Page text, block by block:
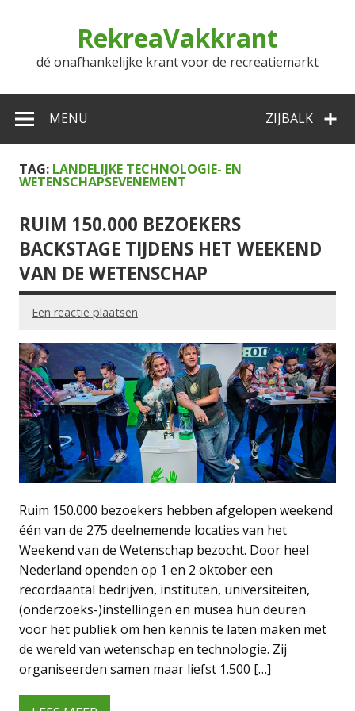
RekreaVakkrant
dé onafhankelijke krant voor de recreatiemarkt
ZIJBALK
MENU
TAG: LANDELIJKE TECHNOLOGIE- EN
WETENSCHAPSEVENEMENT
RUIM 150.000 BEZOEKERS
BACKSTAGE TIJDENS HET WEEKEND
VAN DE WETENSCHAP
Een reactie plaatsen
Ruim 150.000 bezoekers hebben afgelopen weekend
één van de 275 deelnemende locaties van het
Weekend van de Wetenschap bezocht. Door heel
Nederland openden op 1 en 2 oktober een
recordaantal bedrijven, instituten, universiteiten,
(onderzoeks-)instellingen en musea hun deuren
voor het publiek om hen kennis te laten maken met
de wereld van wetenschap en technologie. Zij
organiseerden samen maar liefst 1.500 […]